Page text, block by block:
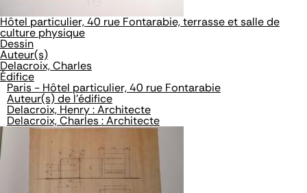
Hôtel particulier, 40 rue Fontarabie, terrasse et salle de
culture physique
Dessin
Auteur(s)
Delacroix, Charles
Édifice
Paris - Hôtel particulier, 40 rue Fontarabie
Auteur(s) de l'édifice
Delacroix, Henry : Architecte
Delacroix, Charles : Architecte